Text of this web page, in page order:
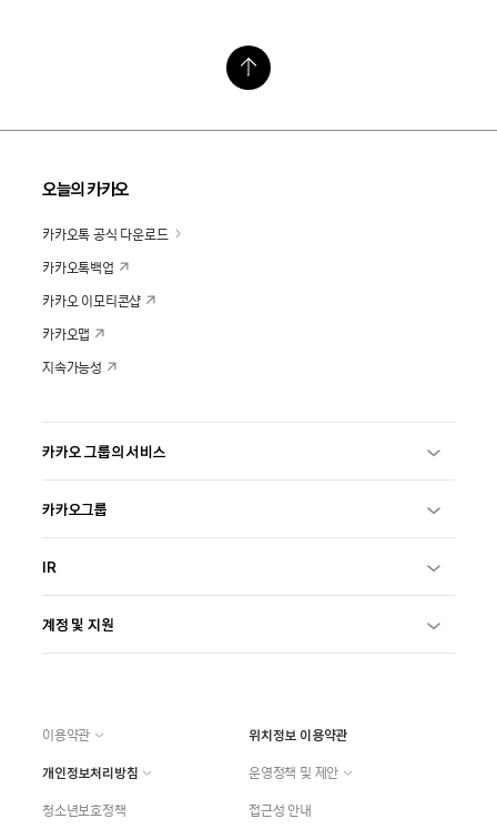
오늘의 카카오
카카오톡 공식 다운로드
카카오톡백업
카카오 이모티콘샵
카카오맵
지속가능성
카카오 그룹의 서비스
카카오그룹
IR
계정 및 지원
이용약관
위치정보 이용약관
개인정보처리방침
운영정책 및 제안
청소년보호정책
접근성 안내